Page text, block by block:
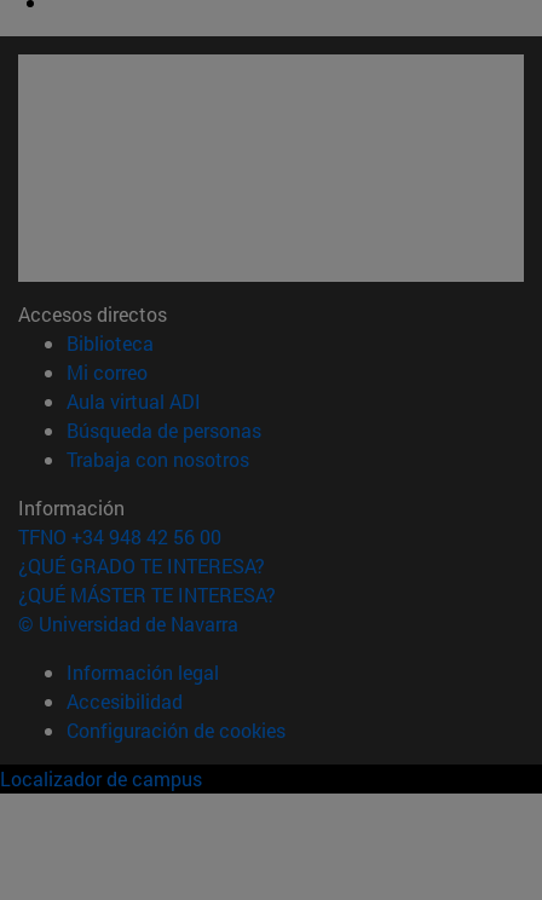
Accesos directos
Biblioteca
Mi correo(abre en nueva ventana)
Aula virtual ADI
Búsqueda de personas(abre en nueva ventana)
Trabaja con nosotros(abre en nueva ventana)
Información
TFNO +34 948 42 56 00
¿QUÉ GRADO TE INTERESA?
¿QUÉ MÁSTER TE INTERESA?
© Universidad de Navarra
Información legal
Accesibilidad
Configuración de cookies
Localizador de campus